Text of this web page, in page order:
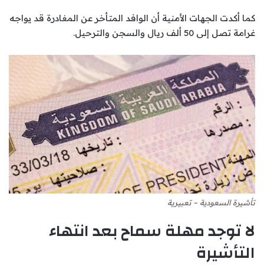
كما أكدت الجهات الأمنية أن الوافد المتأخر عن المغادرة قد يواجه
غرامة تصل إلى 50 ألف ريال والسجن والترحيل.
تأشيرة السعودية – تعبيرية
لا توجد مهلة سماح بعد انتهاء
التأشيرة